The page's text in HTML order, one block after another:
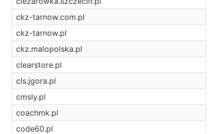
ckz-tarnow.com.pl
ckz-tarnow.pl
ckz.malopolska.pl
clearstore.pl
cls.jgora.pl
cmsly.pl
coachmk.pl
code60.pl